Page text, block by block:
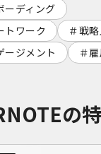
ーディング
トワーク
戦
ージメント
の